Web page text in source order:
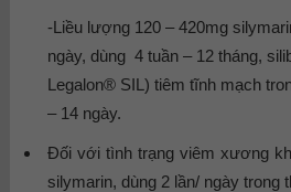
-Liều lượng 120 – 420mg
ngày, dùng 4 tuần – 12 tháng,
Legalon® SIL) tiêm tĩnh mạch
– 14 ngày.
Đối với tình trạng viêm xương
silymarin, dùng 2 lần/ ngày trong